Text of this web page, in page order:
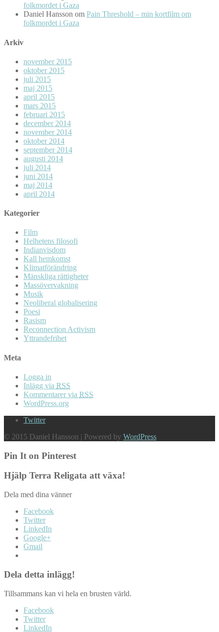
folkmordet i Gaza
Daniel Hansson om Pain Threshold – min kortfilm om
folkmordet i Gaza
Arkiv
november 2015
oktober 2015
juli 2015
maj 2015
april 2015
mars 2015
februari 2015
december 2014
november 2014
oktober 2014
september 2014
augusti 2014
juli 2014
juni 2014
maj 2014
april 2014
Kategorier
Film
Helhetens filosofi
Indianvisdom
Kall hemkomst
Klimatförändring
Mänskliga rättigheter
Massövervakning
Musik
Neoliberal globalisering
Poesi
Rasism
Reconnection Activism
Yttrandefrihet
Meta
Logga in
Inlägg via RSS
Kommentarer via RSS
WordPress.org
Twitter
© 2015 Daniel Hansson | Powered by WordPress
Pin It on Pinterest
Hjälp Terra Religata att växa!
Dela med dina vänner
Facebook
Twitter
LinkedIn
Google+
Gmail
Dela detta inlägg!
Tillsammans kan vi hela en brusten värld.
Facebook
Twitter
LinkedIn